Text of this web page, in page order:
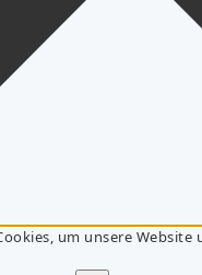
um unsere Website